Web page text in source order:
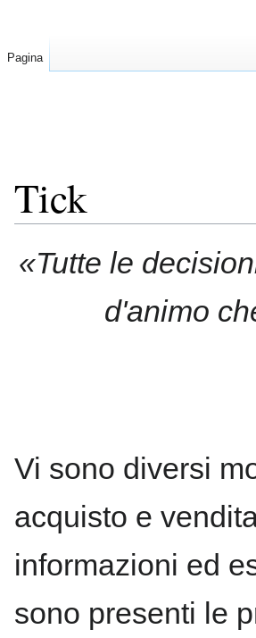
Tick
to
to
«Tutte le
d'animo
Vi sono diversi
acquisto e
informazioni ed
sono presenti le
Pagina